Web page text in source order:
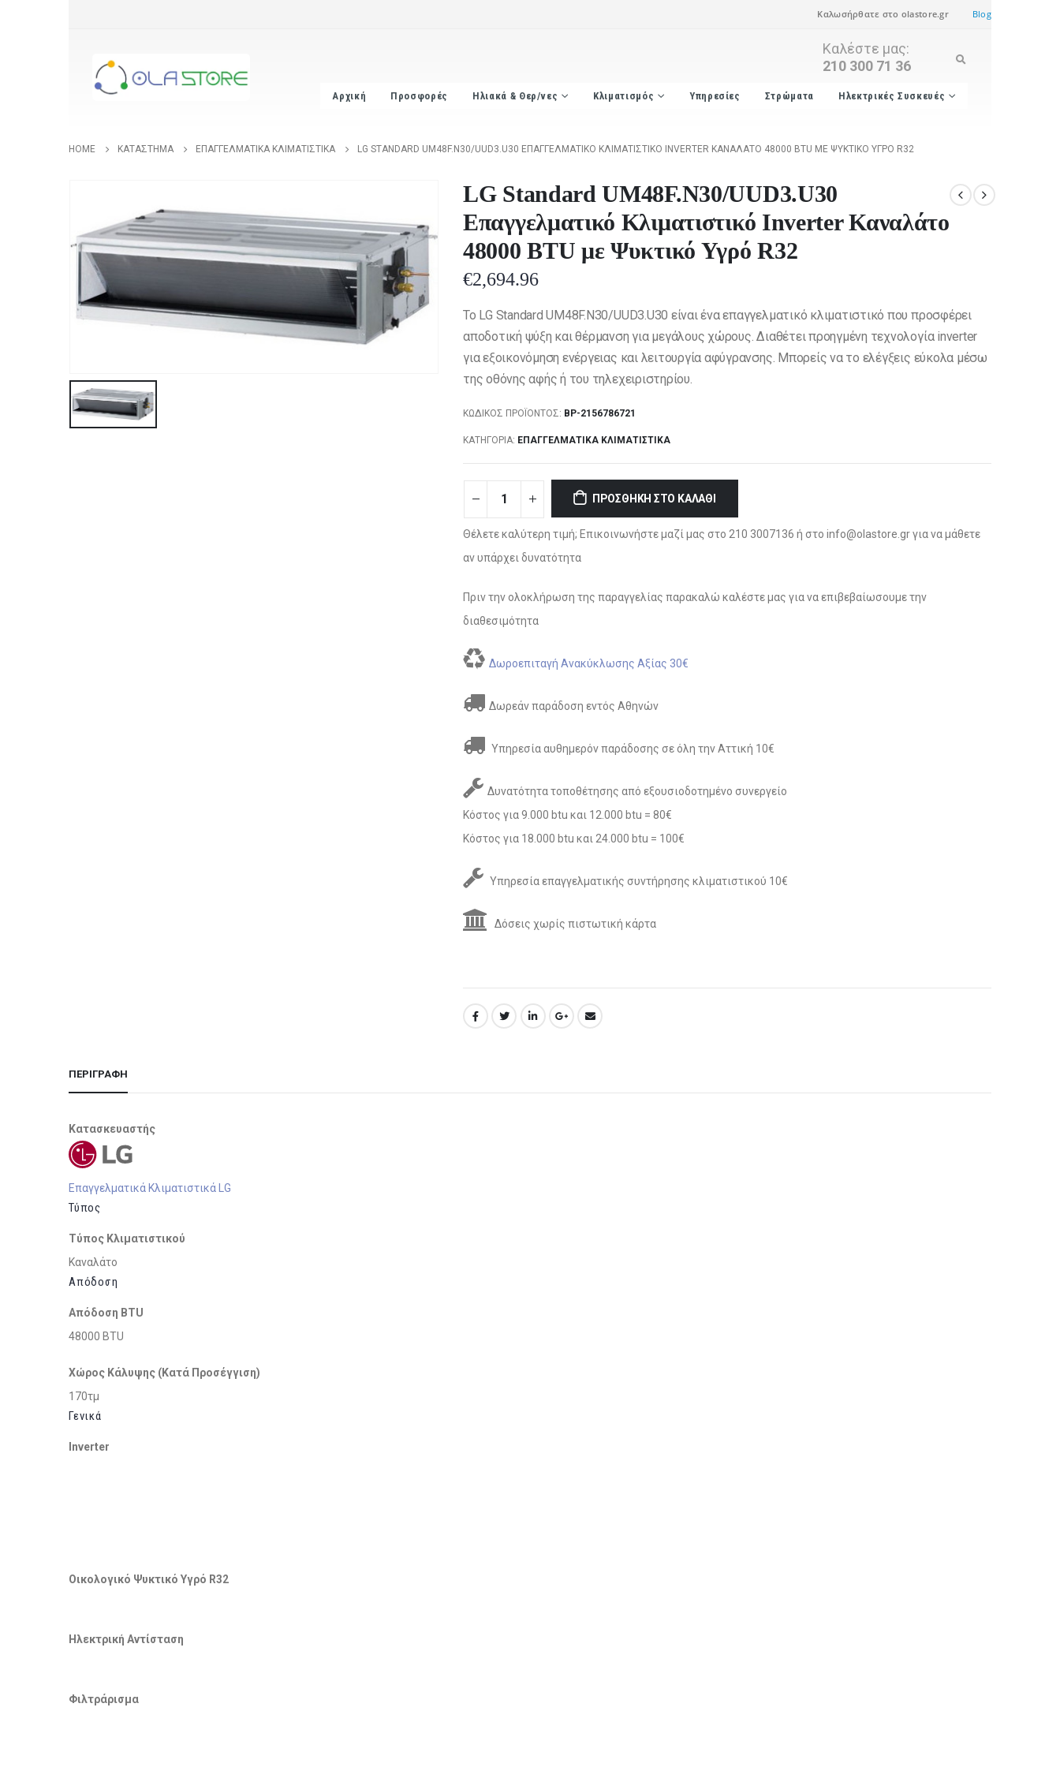
Καλωσήρθατε στο olastore.gr Blog
Καλέστε μας:
210 300 71 36
Αρχική Προσφορές Ηλιακά & Θερ/νες Κλιματισμός Υπηρεσίες Στρώματα Ηλεκτρικές Συσκευές
HOME ΚΑΤΆΣΤΗΜΑ ΕΠΑΓΓΕΛΜΑΤΙΚΆ ΚΛΙΜΑΤΙΣΤΙΚΆ LG STANDARD UM48F.N30/UUD3.U30 ΕΠΑΓΓΕΛΜΑΤΙΚΌ ΚΛΙΜΑΤΙΣΤΙΚΌ INVERTER ΚΑΝΑΛΆΤΟ 48000 BTU ΜΕ ΨΥΚΤΙΚΌ ΥΓΡΌ R32
LG Standard UM48F.N30/UUD3.U30
Επαγγελματικό Κλιματιστικό Inverter Καναλάτο
48000 BTU με Ψυκτικό Υγρό R32
€2,694.96
Το LG Standard UM48F.N30/UUD3.U30 είναι ένα επαγγελματικό κλιματιστικό που προσφέρει
αποδοτική ψύξη και θέρμανση για μεγάλους χώρους. Διαθέτει προηγμένη τεχνολογία inverter
για εξοικονόμηση ενέργειας και λειτουργία αφύγρανσης. Μπορείς να το ελέγξεις εύκολα μέσω
της οθόνης αφής ή του τηλεχειριστηρίου.
ΚΩΔΙΚΌΣ ΠΡΟΪΌΝΤΟΣ: BP-2156786721
ΚΑΤΗΓΟΡΊΑ: ΕΠΑΓΓΕΛΜΑΤΙΚΆ ΚΛΙΜΑΤΙΣΤΙΚΆ
ΠΡΟΣΘΉΚΗ ΣΤΟ ΚΑΛΆΘΙ
Θέλετε καλύτερη τιμή; Επικοινωνήστε μαζί μας στο 210 3007136 ή στο info@olastore.gr για να μάθετε
αν υπάρχει δυνατότητα
Πριν την ολοκλήρωση της παραγγελίας παρακαλώ καλέστε μας για να επιβεβαίωσουμε την
διαθεσιμότητα
Δωροεπιταγή Ανακύκλωσης Αξίας 30€
Δωρεάν παράδοση εντός Αθηνών
Υπηρεσία αυθημερόν παράδοσης σε όλη την Αττική 10€
Δυνατότητα τοποθέτησης από εξουσιοδοτημένο συνεργείο
Κόστος για 9.000 btu και 12.000 btu = 80€
Κόστος για 18.000 btu και 24.000 btu = 100€
Υπηρεσία επαγγελματικής συντήρησης κλιματιστικού 10€
Δόσεις χωρίς πιστωτική κάρτα
ΠΕΡΙΓΡΑΦΉ
Κατασκευαστής
Επαγγελματικά Κλιματιστικά LG
Τύπος
Τύπος Κλιματιστικού
Καναλάτο
Απόδοση
Απόδοση BTU
48000 BTU
Χώρος Κάλυψης (Κατά Προσέγγιση)
170τμ
Γενικά
Inverter
Οικολογικό Ψυκτικό Υγρό R32
Ηλεκτρική Αντίσταση
Φιλτράρισμα